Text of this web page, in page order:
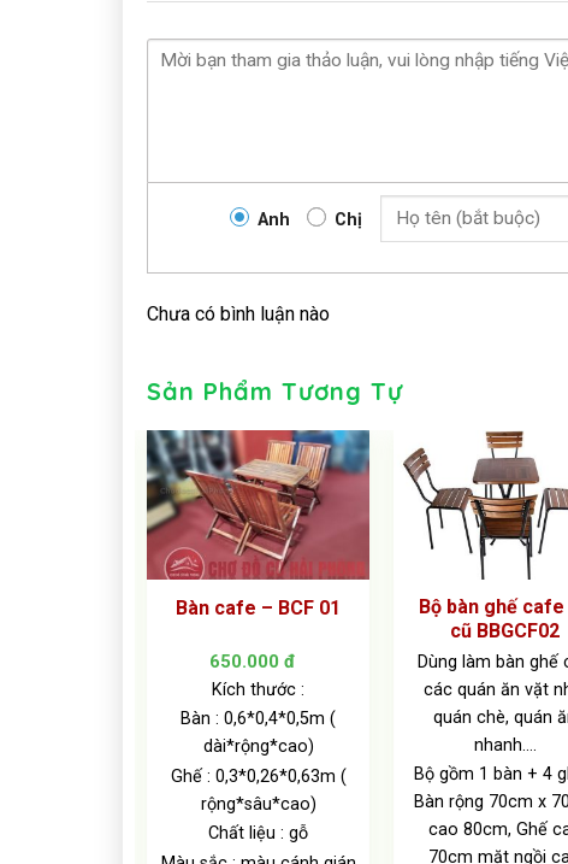
Anh Chị
Chưa có bình luận nào
Sản Phẩm Tương Tự
Bàn cafe – BCF 01
650.000 đ
Kích thước :
Bàn : 0,6*0,4*0,5m (
dài*rộng*cao)
Ghế : 0,3*0,26*0,63m (
rộng*sâu*cao)
Chất liệu : gỗ
Bộ bàn ghế
cũ BBGCF02
Dùng làm bàn ghế
các quán ăn vặt
quán chè, quán
nhanh….
Bộ gồm 1 bàn + 4
Bàn rộng 70cm x
cao 80cm, Ghế
70cm mặt ngồi